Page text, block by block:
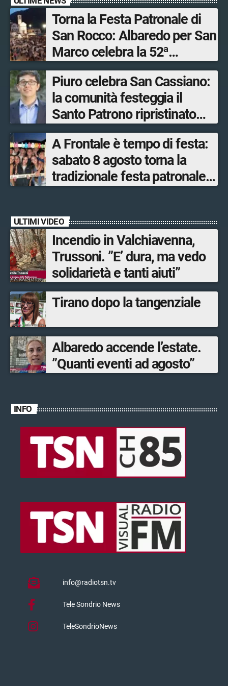
Torna la Festa Patronale di
San Rocco: Albaredo per San
Marco celebra la 52ª
edizione della sua
manifestazione più sentita
Piuro celebra San Cassiano:
la comunità festeggia il
Santo Patrono ripristinato
dopo quattro secoli
A Frontale è tempo di festa:
sabato 8 agosto torna la
tradizionale festa patronale
musica dal vivo
ULTIMI VIDEO
Incendio in Valchiavenna,
Trussoni. ”E’ dura, ma vedo
solidarietà e tanti aiuti”
Tirano dopo la tangenziale
Albaredo accende l’estate.
”Quanti eventi ad agosto”
INFO
info@radiotsn.tv
Tele Sondrio News
TeleSondrioNews